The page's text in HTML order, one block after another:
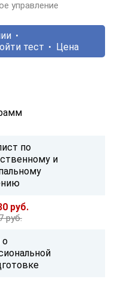
управление
тест Цена
по
и
руб.
руб.
о